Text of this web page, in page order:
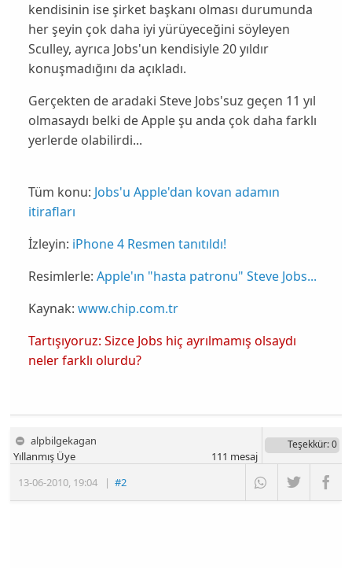
kendisinin ise şirket başkanı olması durumunda
her şeyin çok daha iyi yürüyeceğini söyleyen
Sculley, ayrıca Jobs'un kendisiyle20 yıldır
konuşmadığını da açıkladı.
Gerçekten de aradaki Steve Jobs'suz geçen 11 yıl
olmasaydı belki deAppleşu anda çok daha farklı
yerlerde olabilirdi...
Tüm konu: Jobs'u Apple'dan kovan adamın
itirafları
İzleyin: iPhone 4 Resmen tanıtıldı!
Resimlerle: Apple'ın "hasta patronu" Steve Jobs...
Kaynak: www.chip.com.tr
Tartışıyoruz: Sizce Jobs hiç ayrılmamış olsaydı
neler farklı olurdu?
alpbilgekagan
13-06-2010, 19:04 |#2
Yıllanmış Üye
Teşekkür: 0
111 mesaj